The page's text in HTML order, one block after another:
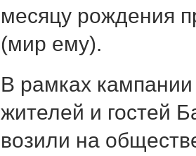
месяцу рождения
(мир ему).
В рамках
жителей и гостей
возили на